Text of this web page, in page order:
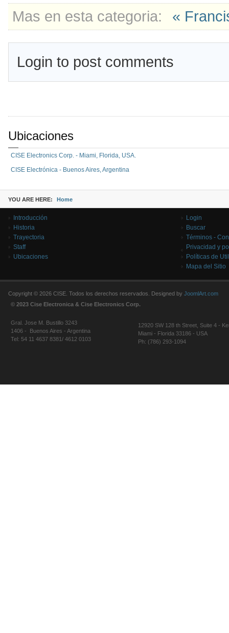
Mas en esta categoria: «
Login to post comments
Ubicaciones
CISE Electronics Corp. - Miami, Florida, USA.
CISE Electrónica - Buenos Aires, Argentina
YOU ARE HERE: Home
Introducción
Historia
Trayectoria
Staff
Ubicaciones
Login
Buscar
Términos -
Privacidad y
Políticas de
Mapa del Sitio
Copyright © 2026 CISE. Todos los derechos reservados. Designed by JoomlArt.com
© 2023 Cise Electronica & Cise Electronics Corp.
Gral. Jose M. Bustillo 3243
1406 - Buenos Aires - Argentina
Tel: 54 11 4637 8381/ 4612 0103
12920 SW 128 th Street, Suite 4 -
Miami - Florida 33186 - USA
Ph: (786) 293-1094